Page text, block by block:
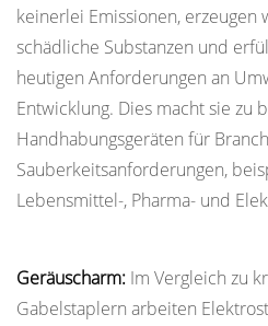
keinerlei Emissionen, erzeugen
schädliche Substanzen und
heutigen Anforderungen an
Entwicklung. Dies macht sie zu
Handhabungsgeräten für
Sauberkeitsanforderungen,
Lebensmittel-, Pharma- und
Geräuscharm: Im Vergleich zu
Gabelstaplern arbeiten